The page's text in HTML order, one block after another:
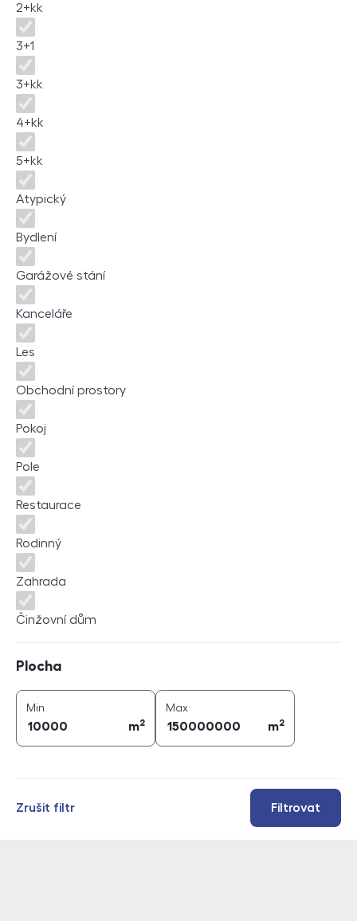
2+kk
3+1
3+kk
4+kk
5+kk
Atypický
Bydlení
Garážové stání
Kanceláře
Les
Obchodní prostory
Pokoj
Pole
Restaurace
Rodinný
Zahrada
Činžovní dům
Plocha
Min
m2
Maxplocha (
m2
Filtrovat
Zrušit filtr